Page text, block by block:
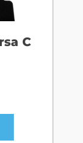
C